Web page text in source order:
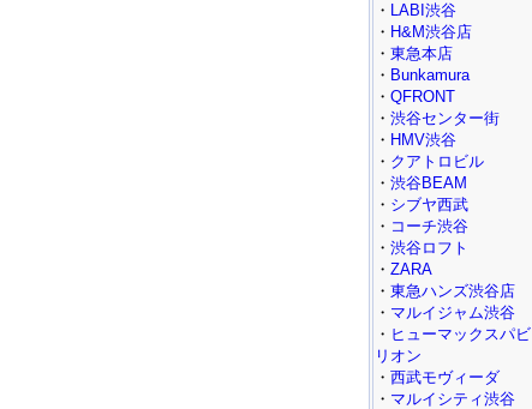
・ LABI渋谷
・ H&M渋谷店
・ 東急本店
・ Bunkamura
・ QFRONT
・ 渋谷センター街
・ HMV渋谷
・ クアトロビル
・ 渋谷BEAM
・ シブヤ西武
・ コーチ渋谷
・ 渋谷ロフト
・ ZARA
・ 東急ハンズ渋谷店
・ マルイジャム渋谷
・ ヒューマックスパビ
リオン
・ 西武モヴィーダ
・ マルイシティ渋谷